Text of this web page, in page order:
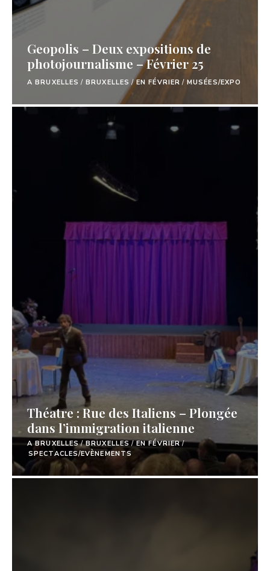
Geopolis – Deux expositions de
photojournalisme – Février 25
A BRUXELLES / BRUXELLES /EN FÉVRIER / MUSÉES/EXPO
Théatre : Rue des Italiens – Plongée
dans l’immigration italienne
A BRUXELLES/BRUXELLES/EN FÉVRIER/
SPECTACLES/EVÈNEMENTS